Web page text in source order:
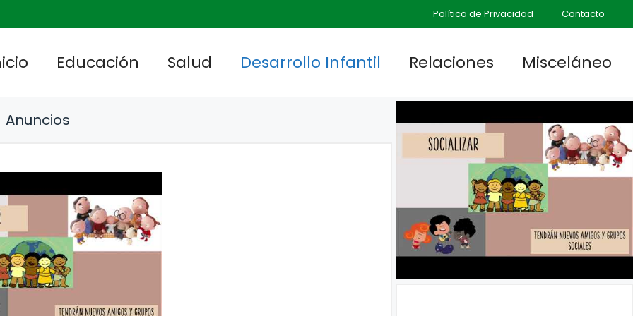
Política de Privacidad Contacto
Educación Salud Desarrollo Infantil Relaciones Misceláneo
Anuncios